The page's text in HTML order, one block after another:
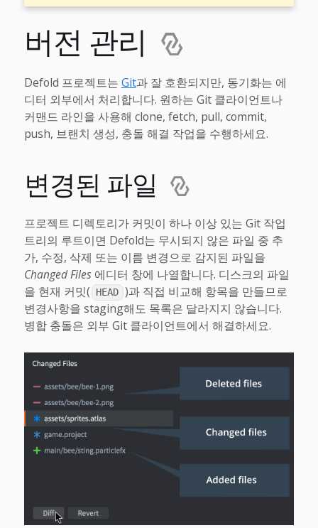
버전 관리
Defold 프로젝트는 Git과 잘 호환되지만, 동기화는 에
디터 외부에서 처리합니다. 원하는 Git 클라이언트나
커맨드 라인을 사용해 clone, fetch, pull, commit,
push, 브랜치 생성, 충돌 해결 작업을 수행하세요.
변경된 파일
프로젝트 디렉토리가 커밋이 하나 이상 있는 Git 작업
트리의 루트이면 Defold는 무시되지 않은 파일 중 추
가, 수정, 삭제 또는 이름 변경으로 감지된 파일을
Changed Files에디터 창에 나열합니다. 디스크의 파일
을 현재 커밋(
HEAD )과 직접 비교해 항목을 만들므로
변경사항을 staging해도 목록은 달라지지 않습니다.
병합 충돌은 외부 Git 클라이언트에서 해결하세요.